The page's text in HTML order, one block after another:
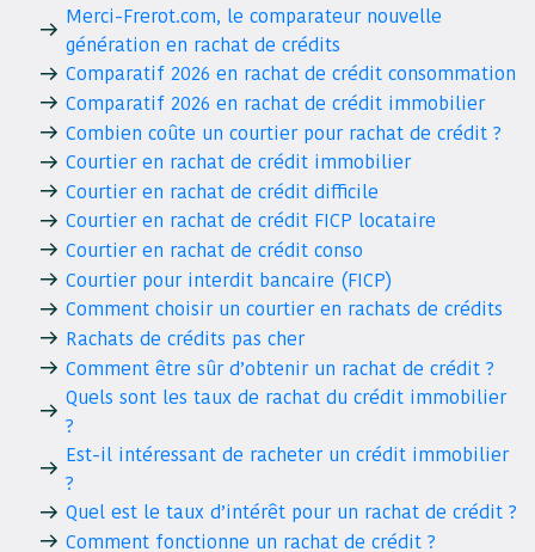
Merci-Frerot.com, le comparateur nouvelle
génération en rachat de crédits
Comparatif 2026 en rachat de crédit consommation
Comparatif 2026 en rachat de crédit immobilier
Combien coûte un courtier pour rachat de crédit ?
Courtier en rachat de crédit immobilier
Courtier en rachat de crédit difficile
Courtier en rachat de crédit FICP locataire
Courtier en rachat de crédit conso
Courtier pour interdit bancaire (FICP)
Comment choisir un courtier en rachats de crédits
Rachats de crédits pas cher
Comment être sûr d’obtenir un rachat de crédit ?
Quels sont les taux de rachat du crédit immobilier
?
Est-il intéressant de racheter un crédit immobilier
?
Quel est le taux d’intérêt pour un rachat de crédit ?
Comment fonctionne un rachat de crédit ?